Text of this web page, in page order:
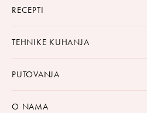
RECEPTI
TEHNIKE KUHANJA
PUTOVANJA
O NAMA